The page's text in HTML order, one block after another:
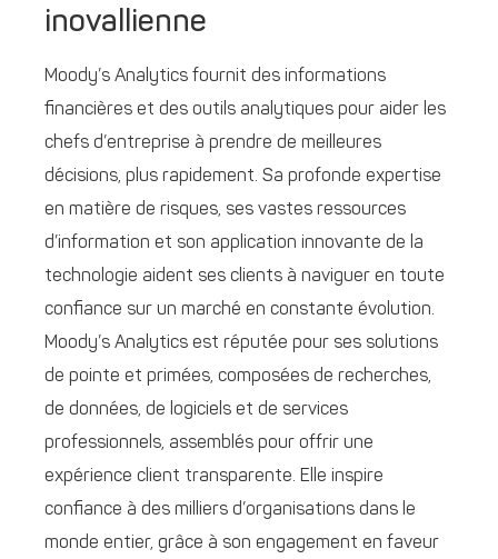
inovallienne
Moody’s Analytics fournit des informations
financières et des outils analytiques pour aider les
chefs d’entreprise à prendre de meilleures
décisions, plus rapidement. Sa profonde expertise
en matière de risques, ses vastes ressources
d’information et son application innovante de la
technologie aident ses clients à naviguer en toute
confiance sur un marché en constante évolution.
Moody’s Analytics est réputée pour ses solutions
de pointe et primées, composées de recherches,
de données, de logiciels et de services
professionnels, assemblés pour offrir une
expérience client transparente. Elle inspire
confiance à des milliers d’organisations dans le
monde entier, grâce à son engagement en faveur